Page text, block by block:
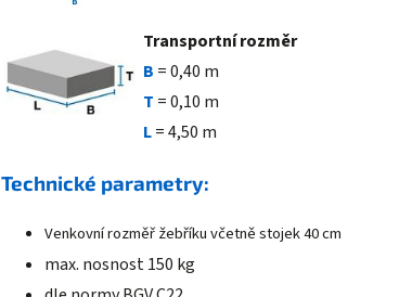
Transportní rozměr
B =0,40 m
T =0,10 m
L= 4,50 m
Technické parametry:
Venkovní rozměř žebříku včetně stojek 40 cm
max. nosnost 150 kg